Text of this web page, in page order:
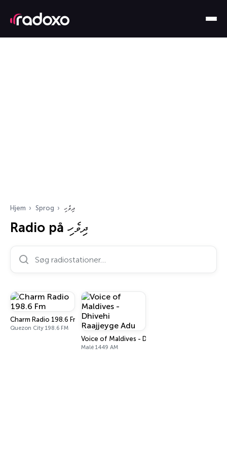
Hjem Sprog ދިވެހި
Radio på ދިވެހި
Søg radiostationer…
Charm Radio 198.6 Fm
Quezon City 198.6 FM
Voice of Maldives - Dhivehi Raajjeyge Adu
Malé 1449 AM